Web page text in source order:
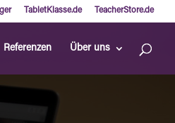
TabletKlasse.de TeacherStore.de
Referenzen Über uns